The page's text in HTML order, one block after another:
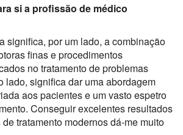
si a profissão de médico
significa, por um lado, a combinação
finas e procedimentos
no tratamento de problemas
lado, significa dar uma abordagem
aos pacientes e um vasto espetro
Conseguir excelentes resultados
tratamento modernos dá-me muito